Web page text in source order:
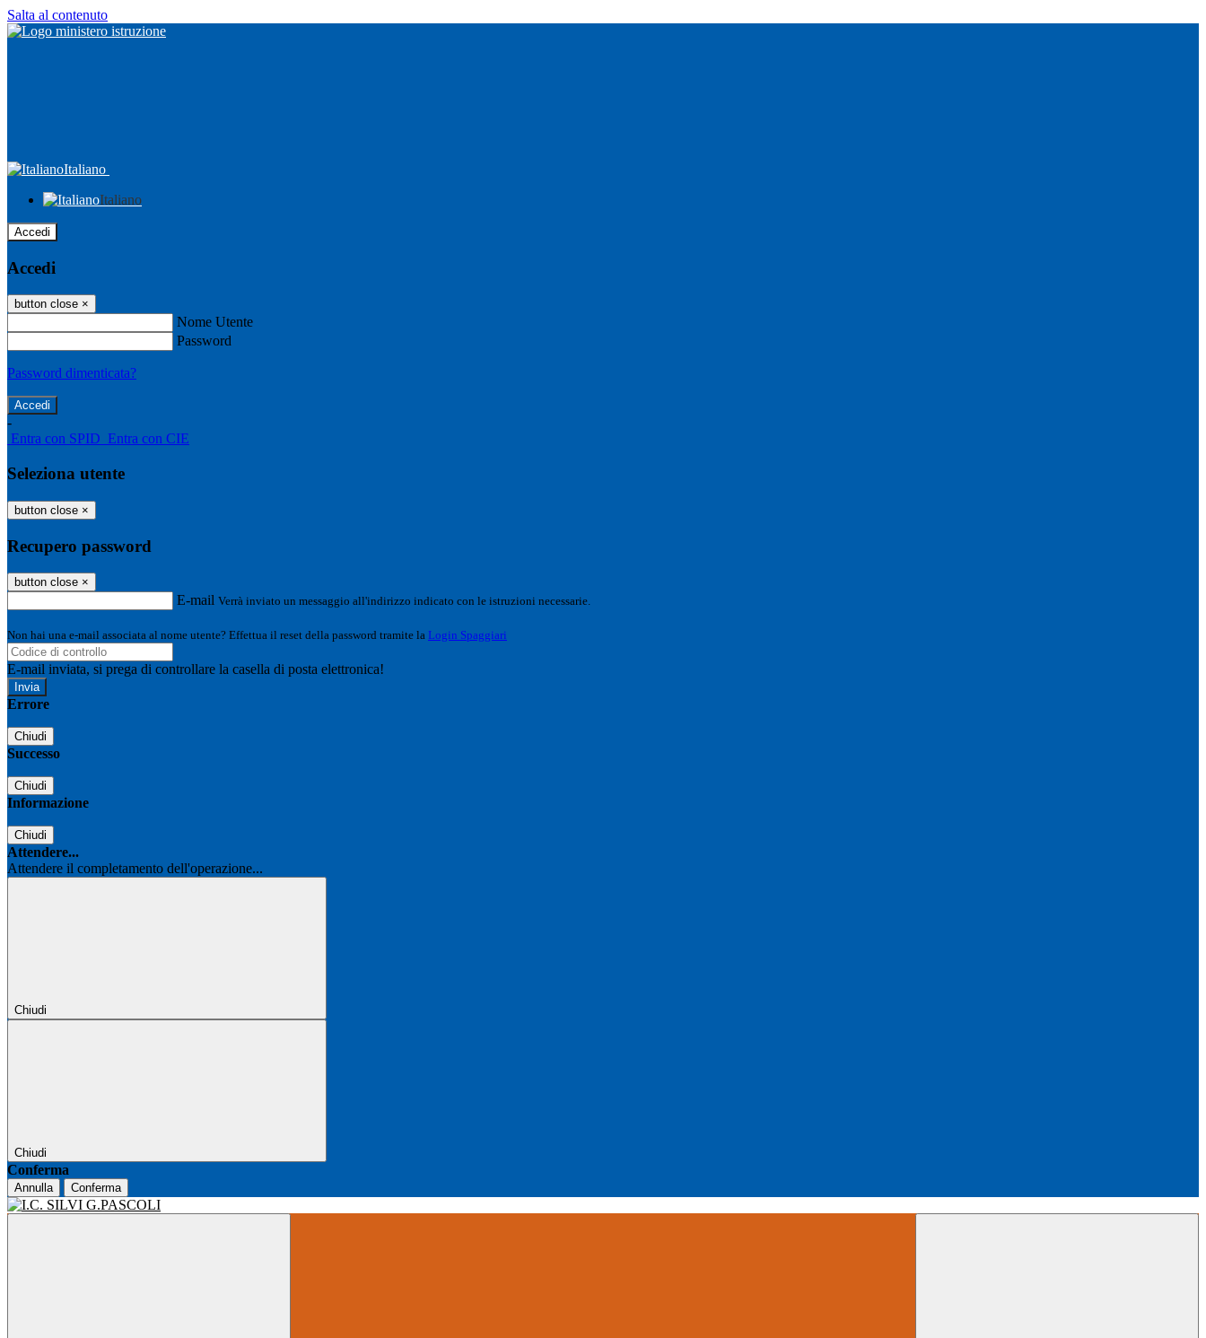
Salta al contenuto
Italiano
Italiano
Accedi
Accedi
button close ×
Nome Utente
Password
Password dimenticata?
-
Entra con SPID Entra con CIE
Seleziona utente
button close ×
Recupero password
button close ×
E-mail Verrà inviato un messaggio all'indirizzo indicato con le istruzioni necessarie.
Non hai una e-mail associata al nome utente? Effettua il reset della password tramite la Login Spaggiari
E-mail inviata, si prega di controllare la casella di posta elettronica!
Errore
Chiudi
Successo
Chiudi
Informazione
Chiudi
Attendere...
Attendere il completamento dell'operazione...
Chiudi
Chiudi
Conferma
Annulla Conferma